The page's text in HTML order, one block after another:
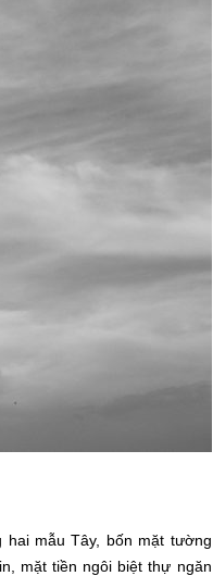
hai mẫu Tây, bốn mặt tường
mặt tiền ngôi biệt thự ngăn